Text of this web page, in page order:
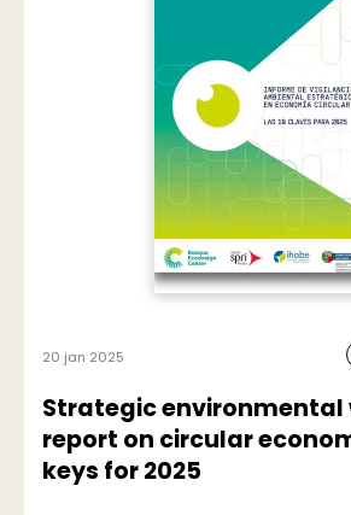
20 jan 2025
Strategic environmental
report on circular
keys for 2025